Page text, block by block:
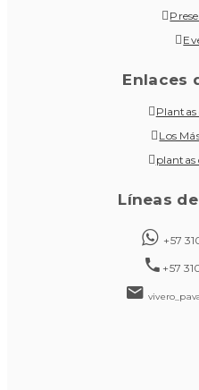
Enlaces
Los
plantas
Líneas
+57
+57